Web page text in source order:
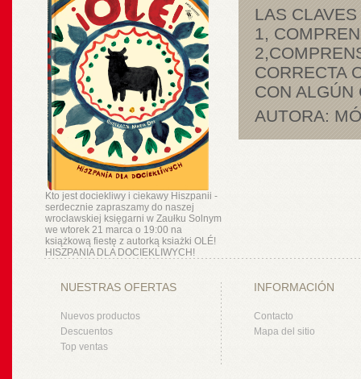
Kto jest dociekliwy i ciekawy Hiszpanii -
serdecznie zapraszamy do naszej
wrocławskiej księgarni w Zaułku Solnym
we wtorek 21 marca o 19:00 na
książkową fiestę z autorką ksiażki OLÉ!
HISZPANIA DLA DOCIEKLIWYCH!
LAS
1,
CORRECTA
CON ALGÚN
AUTORA:
NUESTRAS OFERTAS
Nuevos productos
Descuentos
Top ventas
INFORMACIÓN
Contacto
Mapa del sitio